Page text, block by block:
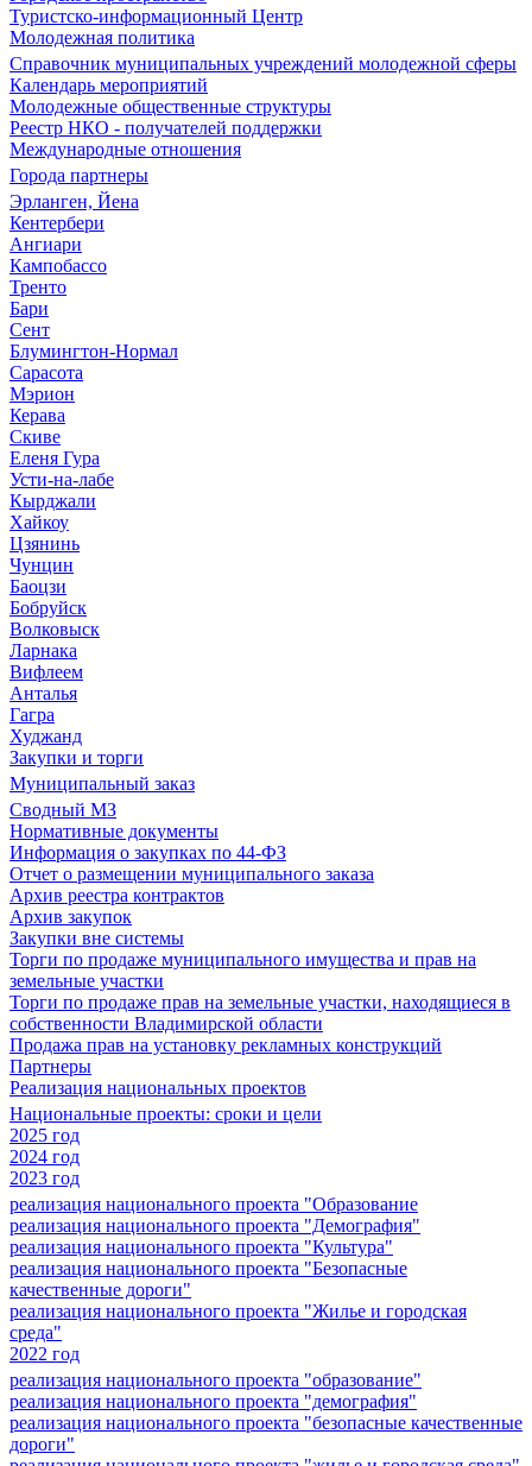
Туристско-информационный Центр
Молодежная политика
Справочник муниципальных учреждений молодежной сферы
Календарь мероприятий
Молодежные общественные структуры
Реестр НКО - получателей поддержки
Международные отношения
Города партнеры
Эрланген, Йена
Кентербери
Ангиари
Кампобассо
Тренто
Бари
Сент
Блумингтон-Нормал
Сарасота
Мэрион
Керава
Скиве
Еленя Гура
Усти-на-лабе
Кырджали
Хайкоу
Цзянинь
Чунцин
Баоцзи
Бобруйск
Волковыск
Ларнака
Вифлеем
Анталья
Гагра
Худжанд
Закупки и торги
Муниципальный заказ
Сводный МЗ
Нормативные документы
Информация о закупках по 44-ФЗ
Отчет о размещении муниципального заказа
Архив реестра контрактов
Архив закупок
Закупки вне системы
Торги по продаже муниципального имущества и прав на
земельные участки
Торги по продаже прав на земельные участки, находящиеся в
собственности Владимирской области
Продажа прав на установку рекламных конструкций
Партнеры
Реализация национальных проектов
Национальные проекты: сроки и цели
2025 год
2024 год
2023 год
реализация национального проекта "Образование
реализация национального проекта "Демография"
реализация национального проекта "Культура"
реализация национального проекта "Безопасные
качественные дороги"
реализация национального проекта "Жилье и городская
среда"
2022 год
реализация национального проекта "образование"
реализация национального проекта "демография"
реализация национального проекта "безопасные качественные
дороги"